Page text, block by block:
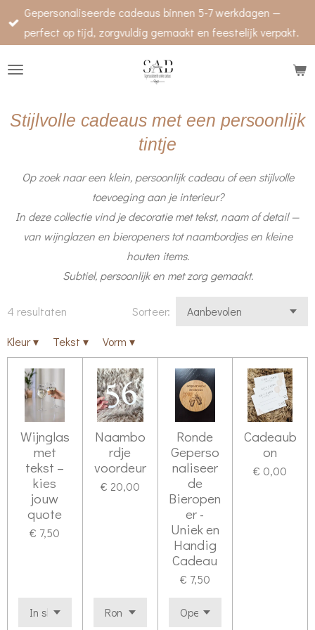
direct
de
Gepersonaliseerde cadeaus binnen 5-7 werkdagen —
perfect op tijd, zorgvuldig gemaakt en feestelijk verpakt.
Stijlvolle cadeaus met een persoonlijk
tintje
Op zoek naar een klein, persoonlijk cadeau of een stijlvolle
toevoeging aan je interieur?
In deze collectie vind je decoratie met tekst, naam of detail —
van wijnglazen en bieropeners tot naambordjes en kleine
houten items.
Subtiel, persoonlijk en met zorg gemaakt.
4 resultaten Sorteer:
Kleur▾ Tekst ▾ Vorm ▾
Wijnglas
met
tekst –
kies
jouw
quote
€ 7,50
Naambo
rdje
voordeur
€ 20,00
Ronde
Geperso
naliseer
de
Bieropen
er -
Uniek en
Handig
Cadeau
€ 7,50
Cadeaub
on
€ 0,00